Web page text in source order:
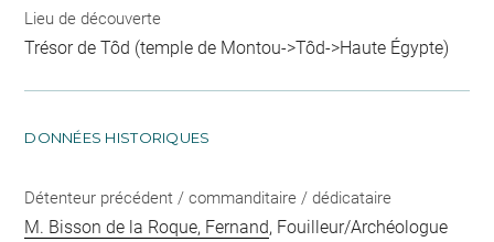
Lieu de découverte
Trésor de Tôd (temple de Montou->Tôd->Haute Égypte)
DONNÉES HISTORIQUES
Détenteur précédent / commanditaire / dédicataire
M. Bisson de la Roque, Fernand, Fouilleur/Archéologue